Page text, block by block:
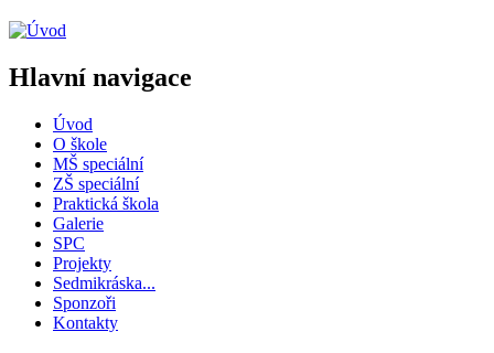
Hlavní navigace
Úvod
O škole
MŠ speciální
ZŠ speciální
Praktická škola
Galerie
SPC
Projekty
Sedmikráska...
Sponzoři
Kontakty